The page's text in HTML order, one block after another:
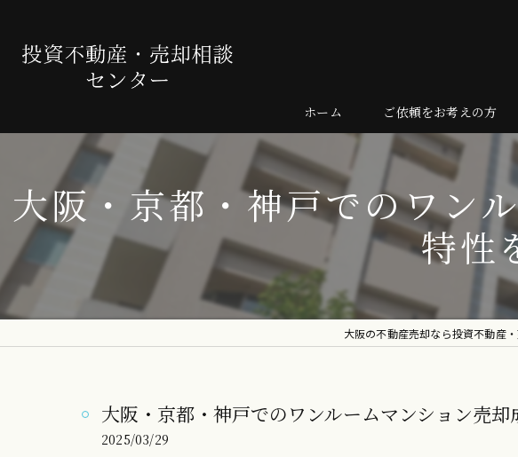
ホーム ご依頼をお考えの方
売却の流れ
よくある質問
大阪・京都・神戸でのワン
特性
大阪の不動産売却なら投資不動産
大阪・京都・神戸でのワンルームマンション売
2025/03/29